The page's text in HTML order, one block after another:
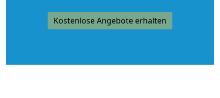
Kostenlose Angebote erhalten